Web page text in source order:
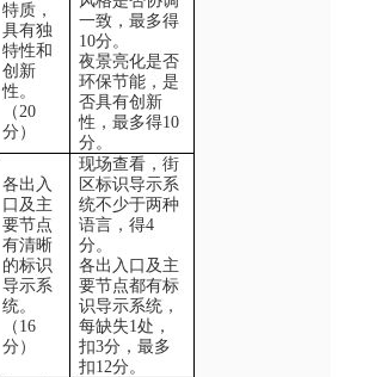
特质，
具有独
特性和
创新
性。
（20
分）
一致，最多得
10分。
夜景亮化是否
环保节能，是
否具有创新
性，最多得10
分。
各出入
口及主
要节点
有清晰
的标识
导示系
统。
（ 16
分）
现场查看，街
区标识导示系
统不少于两种
语言，得4
分。
各出入口及主
要节点都有标
识导示系统，
每缺失1处，
扣3分，最多
扣12分。